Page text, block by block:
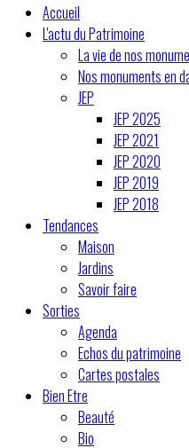
Accueil
L'actu du Patrimoine
La vie de nos
Nos monuments en
JEP
JEP 2025
JEP 2021
JEP 2020
JEP 2019
JEP 2018
Tendances
Maison
Jardins
Savoir faire
Sorties
Agenda
Echos du patrimoine
Cartes postales
Bien Etre
Beauté
Bio